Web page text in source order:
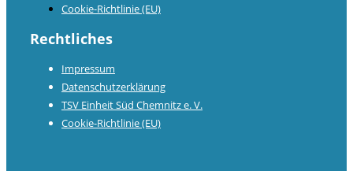
Cookie-Richtlinie (EU)
Rechtliches
Impressum
Datenschutzerklärung
TSV Einheit Süd Chemnitz e. V.
Cookie-Richtlinie (EU)